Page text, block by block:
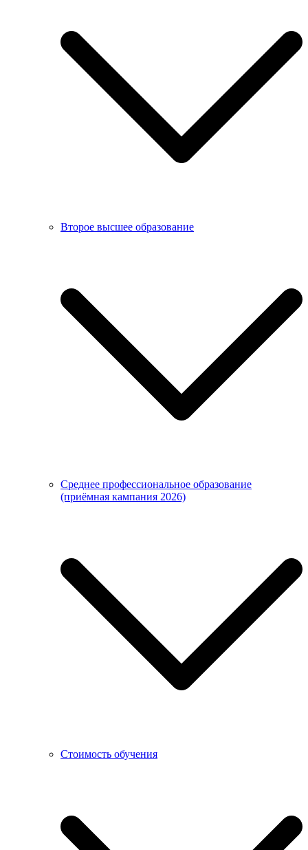
Второе высшее образование
Среднее профессиональное образование
(приёмная кампания 2026)
Стоимость обучения